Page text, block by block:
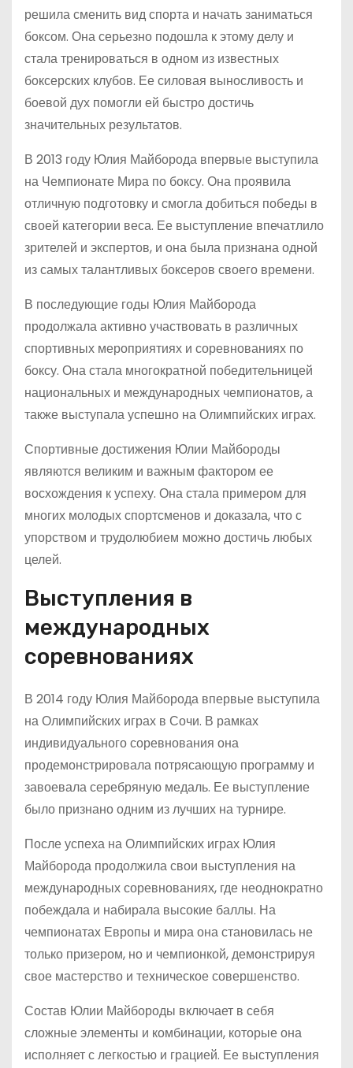
решила сменить вид спорта и начать заниматься
боксом. Она серьезно подошла к этому делу и
стала тренироваться в одном из известных
боксерских клубов. Ее силовая выносливость и
боевой дух помогли ей быстро достичь
значительных результатов.
В 2013 году Юлия Майборода впервые выступила
на Чемпионате Мира по боксу. Она проявила
отличную подготовку и смогла добиться победы в
своей категории веса. Ее выступление впечатлило
зрителей и экспертов, и она была признана одной
из самых талантливых боксеров своего времени.
В последующие годы Юлия Майборода
продолжала активно участвовать в различных
спортивных мероприятиях и соревнованиях по
боксу. Она стала многократной победительницей
национальных и международных чемпионатов, а
также выступала успешно на Олимпийских играх.
Спортивные достижения Юлии Майбороды
являются великим и важным фактором ее
восхождения к успеху. Она стала примером для
многих молодых спортсменов и доказала, что с
упорством и трудолюбием можно достичь любых
целей.
Выступления в
международных
соревнованиях
В 2014 году Юлия Майборода впервые выступила
на Олимпийских играх в Сочи. В рамках
индивидуального соревнования она
продемонстрировала потрясающую программу и
завоевала серебряную медаль. Ее выступление
было признано одним из лучших на турнире.
После успеха на Олимпийских играх Юлия
Майборода продолжила свои выступления на
международных соревнованиях, где неоднократно
побеждала и набирала высокие баллы. На
чемпионатах Европы и мира она становилась не
только призером, но и чемпионкой, демонстрируя
свое мастерство и техническое совершенство.
Состав Юлии Майбороды включает в себя
сложные элементы и комбинации, которые она
исполняет с легкостью и грацией. Ее выступления